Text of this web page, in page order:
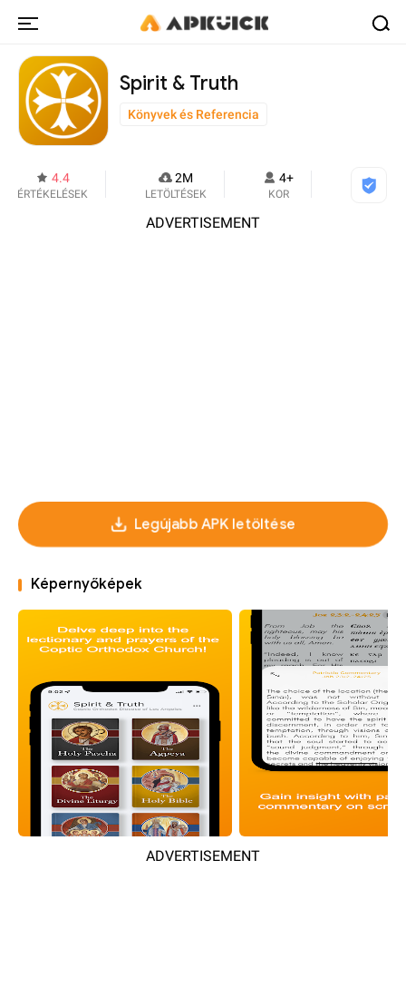
Spirit & Truth
Könyvek és Referencia
4.4
ÉRTÉKELÉSEK
2M
LETÖLTÉSEK
4+
KOR
ADVERTISEMENT
Legújabb APK letöltése
Képernyőképek
ADVERTISEMENT